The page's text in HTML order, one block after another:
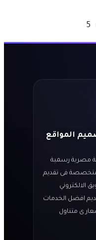
5
المواقع
مصرية رسمية
متخصصة فى تقديم
الالكتروني
افضل الخدمات
ى متناول